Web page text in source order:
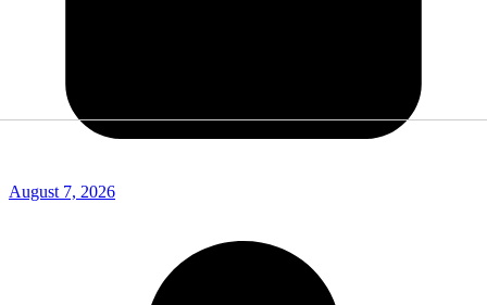
August 7, 2026